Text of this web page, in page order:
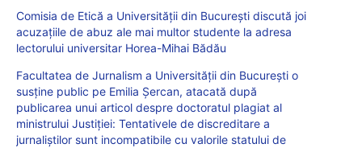
Comisia de Etică a Universității din București discută joi
acuzațiile de abuz ale mai multor studente la adresa
lectorului universitar Horea-Mihai Bădău
Facultatea de Jurnalism a Universității din București o
susține public pe Emilia Șercan, atacată după
publicarea unui articol despre doctoratul plagiat al
ministrului Justiției: Tentativele de discreditare a
jurnaliștilor sunt incompatibile cu valorile statului de